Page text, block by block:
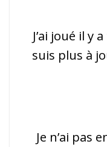
J’ai joué il y
suis plus à
Je n’ai pas